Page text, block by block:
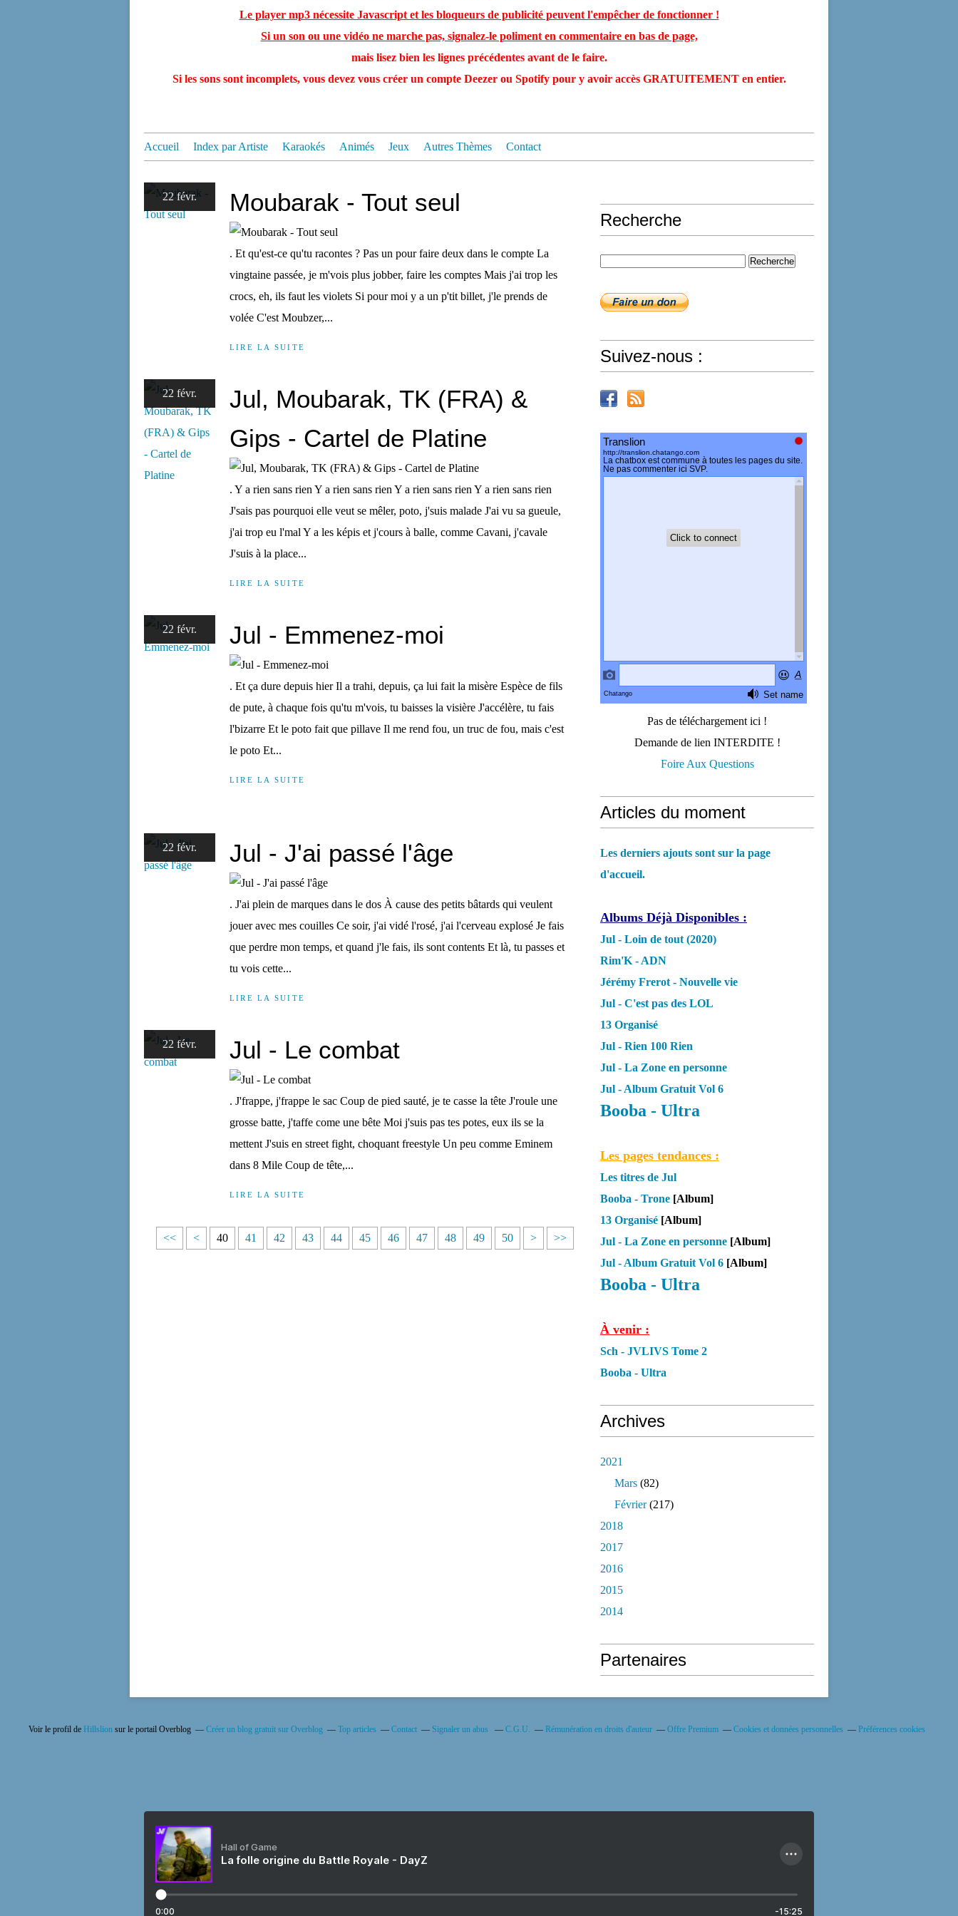
Le player mp3 nécessite Javascript et les bloqueurs de publicité peuvent l'empêcher de fonctionner !
Si un son ou une vidéo ne marche pas, signalez-le poliment en commentaire en bas de page,
mais lisez bien les lignes précédentes avant de le faire.
Si les sons sont incomplets, vous devez vous créer un compte Deezer ou Spotify pour y avoir accès GRATUITEMENT en entier.
Accueil Index par Artiste Karaokés Animés Jeux Autres Thèmes Contact
22 févr. Moubarak - Tout seul
. Et qu'est-ce qu'tu racontes ? Pas un pour faire deux dans le compte La
vingtaine passée, je m'vois plus jobber, faire les comptes Mais j'ai trop les
crocs, eh, ils faut les violets Si pour moi y a un p'tit billet, j'le prends de
volée C'est Moubzer,...
LIRE LA SUITE
22 févr.
Jul, Moubarak, TK (FRA) &
Gips - Cartel de Platine
. Y a rien sans rien Y a rien sans rien Y a rien sans rien Y a rien sans rien
J'sais pas pourquoi elle veut se mêler, poto, j'suis malade J'ai vu sa gueule,
j'ai trop eu l'mal Y a les képis et j'cours à balle, comme Cavani, j'cavale
J'suis à la place...
LIRE LA SUITE
22 févr. Jul - Emmenez-moi
. Et ça dure depuis hier Il a trahi, depuis, ça lui fait la misère Espèce de fils
de pute, à chaque fois qu'tu m'vois, tu baisses la visière J'accélère, tu fais
l'bizarre Et le poto fait que pillave Il me rend fou, un truc de fou, mais c'est
le poto Et...
LIRE LA SUITE
22 févr. Jul - J'ai passé l'âge
. J'ai plein de marques dans le dos À cause des petits bâtards qui veulent
jouer avec mes couilles Ce soir, j'ai vidé l'rosé, j'ai l'cerveau explosé Je fais
que perdre mon temps, et quand j'le fais, ils sont contents Et là, tu passes et
tu vois cette...
LIRE LA SUITE
22 févr. Jul - Le combat
. J'frappe, j'frappe le sac Coup de pied sauté, je te casse la tête J'roule une
grosse batte, j'taffe come une bête Moi j'suis pas tes potes, eux ils se la
mettent J'suis en street fight, choquant freestyle Un peu comme Eminem
dans 8 Mile Coup de tête,...
LIRE LA SUITE
<< <
1
2
3
40 41 42 43 44 45 46 47 48 49 50
6
7
8
9
1
2
3
4
5
6
7
8
9
1
1
1
1
> >>
Recherche
Suivez-nous :
Pas de téléchargement ici !
Demande de lien INTERDITE !
Foire Aux Questions
Articles du moment
Les derniers ajouts sont sur la page
d'accueil.
Albums Déjà Disponibles :
Jul - Loin de tout (2020)
Rim'K - ADN
Jérémy Frerot - Nouvelle vie
Jul - C'est pas des LOL
13 Organisé
Jul - Rien 100 Rien
Jul - La Zone en personne
Jul - Album Gratuit Vol 6
Booba - Ultra
Les pages tendances :
Les titres de Jul
Booba - Trone [Album]
13 Organisé [Album]
Jul - La Zone en personne [Album]
Jul - Album Gratuit Vol 6 [Album]
Booba - Ultra
À venir :
Sch - JVLIVS Tome 2
Booba - Ultra
Archives
2021
Mars (82)
Février(217)
2018
2017
2016
2015
2014
Partenaires
Voir le profil de Hillslion sur le portail Overblog Créer un blog gratuit sur Overblog Top articles Contact Signaler un abus C.G.U. Rémunération en droits d'auteur Offre Premium Cookies et données personnelles Préférences cookies
Hall of Game
La folle origine du Battle Royale - DayZ
0:00 -15:25